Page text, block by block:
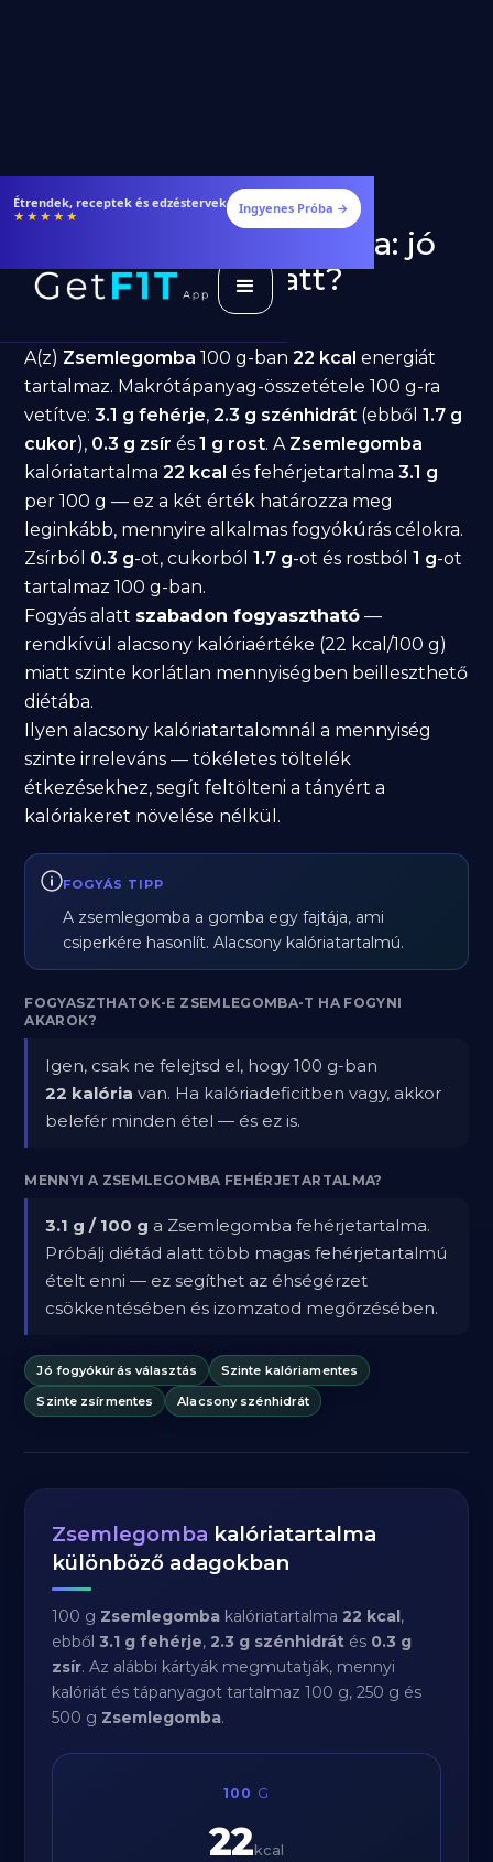
Étrendek, receptek és edzéstervek
★★★★★ Ingyenes Próba →
Zsemlegomba fogyásra: jó
választás diéta alatt?
A(z) Zsemlegomba 100 g-ban22 kcal energiát
tartalmaz. Makrótápanyag-összetétele 100 g-ra
vetítve:3.1 g fehérje,2.3 g szénhidrát (ebből1.7 g
cukor), 0.3 g zsír és1 g rost. A Zsemlegomba
kalóriatartalma22 kcal és fehérjetartalma3.1 g
per 100 g — ez a két érték határozza meg
leginkább, mennyire alkalmas fogyókúrás célokra.
Zsírból 0.3 g-ot, cukorból1.7 g-ot és rostból1 g-ot
tartalmaz 100 g-ban.
Fogyás alatt szabadon fogyasztható —
rendkívül alacsony kalóriaértéke (22 kcal/100 g)
miatt szinte korlátlan mennyiségben beilleszthető
diétába.
Ilyen alacsony kalóriatartalomnál a mennyiség
szinte irreleváns — tökéletes töltelék
étkezésekhez, segít feltölteni a tányért a
kalóriakeret növelése nélkül.
FOGYÁS TIPP
A zsemlegomba a gomba egy fajtája, ami
csiperkére hasonlít. Alacsony kalóriatartalmú.
FOGYASZTHATOK-E ZSEMLEGOMBA-T HA FOGYNI
AKAROK?
Igen, csak ne felejtsd el, hogy 100 g-ban
22 kalória van. Ha kalóriadeficitben vagy, akkor
belefér minden étel — és ez is.
MENNYI A ZSEMLEGOMBA FEHÉRJETARTALMA?
3.1 g / 100 g a Zsemlegomba fehérjetartalma.
Próbálj diétád alatt több magas fehérjetartalmú
ételt enni — ez segíthet az éhségérzet
csökkentésében és izomzatod megőrzésében.
Jó fogyókúrás választás
Szinte kalóriamentes
Szinte zsírmentes
Alacsony szénhidrát
Zsemlegomba kalóriatartalma
különböző adagokban
100 g Zsemlegomba kalóriatartalma22 kcal,
ebből3.1 g fehérje,2.3 g szénhidrát és 0.3 g
zsír. Az alábbi kártyák megmutatják, mennyi
kalóriát és tápanyagot tartalmaz 100 g, 250 g és
500 g Zsemlegomba.
100 G
22 kcal